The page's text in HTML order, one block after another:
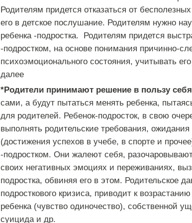
Родителям придется отказаться от
его в детское послушание. Родителям нужно
ребенка -подростка. Родителям придется
-подростком, на основе понимания причинно-
психоэмоционального состояния, учитывать
далее
*Родители принимают решение в пользу
сами, а будут пытаться менять ребенка,
для родителей. Ребенок-подросток, в свою
выполнять родительские требования,
(достижения успехов в учебе, в спорте и
-подростком. Они жалеют себя,
своих негативных эмоциях и переживаниях,
подростка, обвиняя его в этом. Родительское
подросткового кризиса, приводит к
ребенка (чувство одиночество), собственной
суицида и др.